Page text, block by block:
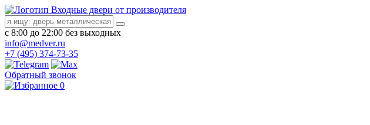
Входные двери от производителя
с 8:00 до 22:00 без выходных
info@medver.ru
+7 (495) 374-73-35
Обратный звонок
0